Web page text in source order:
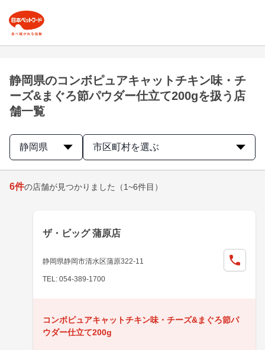
静岡県のコンボピュアキャットチキン味・チ
ーズ&まぐろ節パウダー仕立て200gを扱う店
舗一覧
静岡県 市区町村を選ぶ
6件の店舗が見つかりました （1~6件目）
ザ・ビッグ 蒲原店
静岡県静岡市清水区蒲原322-11
TEL: 054-389-1700
コンボピュアキャットチキン味・チーズ&まぐろ節パ
ウダー仕立て200g